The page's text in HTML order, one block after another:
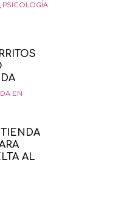
PSICOLOGÍA
EN
AL